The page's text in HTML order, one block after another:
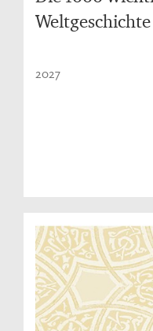
Weltgeschichte
2027